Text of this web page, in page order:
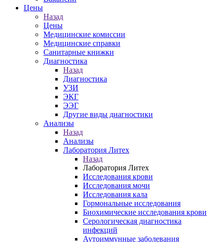
Цены
Назад
Цены
Медицинские комиссии
Медицинские справки
Санитарные книжки
Диагностика
Назад
Диагностика
УЗИ
ЭКГ
ЭЭГ
Другие виды диагностики
Анализы
Назад
Анализы
Лаборатория Литех
Назад
Лаборатория Литех
Исследования крови
Исследования мочи
Исследования кала
Гормональные исследования
Биохимические исследования крови
Серологическая диагностика
инфекций
Аутоиммунные заболевания